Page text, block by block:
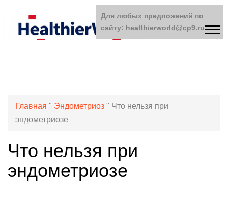
Главная " Эндометриоз " Что нельзя при
эндометриозе
Что нельзя при
эндометриозе
Для любых предложений по
сайту: healthierworld@cp9.ru